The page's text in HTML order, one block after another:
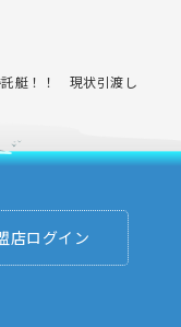
託艇！！ 現状引渡し
店ログイン